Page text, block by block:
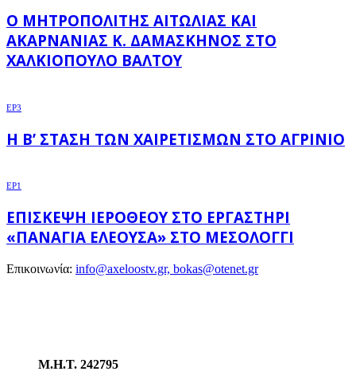
Ο ΜΗΤΡΟΠΟΛΊΤΗΣ ΑΙΤΩΛΊΑΣ ΚΑΙ
ΑΚΑΡΝΑΝΊΑΣ Κ. ΔΑΜΑΣΚΗΝΌΣ ΣΤΟ
ΧΑΛΚΙΌΠΟΥΛΟ ΒΆΛΤΟΥ
EP3
Η Β’ ΣΤΆΣΗ ΤΩΝ ΧΑΙΡΕΤΙΣΜΏΝ ΣΤΟ ΑΓΡΊΝΙΟ
EP1
ΕΠΊΣΚΕΨΗ ΙΕΡΌΘΕΟΥ ΣΤΟ ΕΡΓΑΣΤΉΡΙ
«ΠΑΝΑΓΊΑ ΕΛΕΟΎΣΑ» ΣΤΟ ΜΕΣΟΛΌΓΓΙ
Επικοινωνία: info@axeloostv.gr, bokas@otenet.gr
Μ.Η.Τ. 242795